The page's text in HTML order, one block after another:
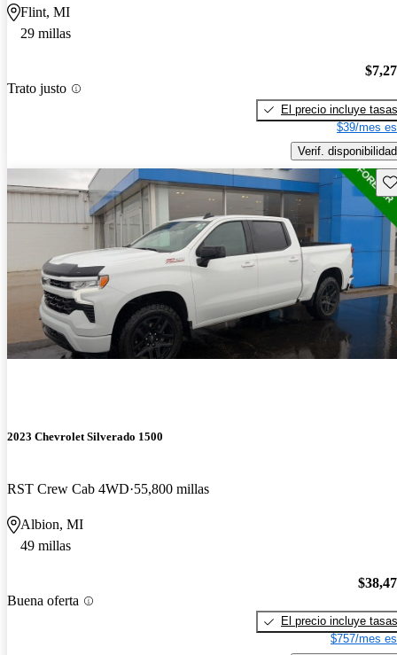
Flint, MI
29 millas
Trato justo
El precio incluye tasas
$39/mes
Verif. disponibilidad
2023 Chevrolet Silverado 1500
RST Crew Cab 4WD 55,800 millas
Albion, MI
49 millas
Buena oferta
El precio incluye tasas
$757/mes